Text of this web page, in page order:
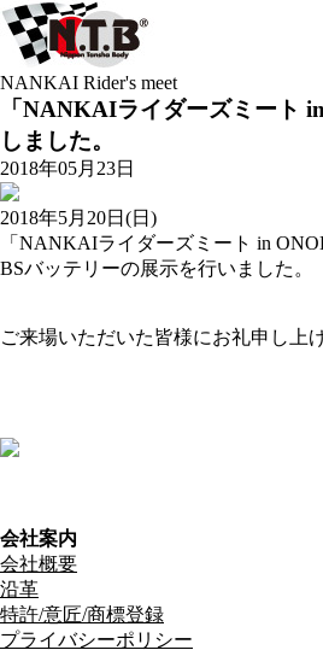
NANKAI Rider's meet
「NANKAIライダーズミート
しました。
2018年05月23日
2018年5月20日(日)
「NANKAIライダーズミート in
BSバッテリーの展示を行いました。
ご来場いただいた皆様にお礼申し上
会社案内
会社概要
沿革
特許/意匠/商標登録
プライバシーポリシー